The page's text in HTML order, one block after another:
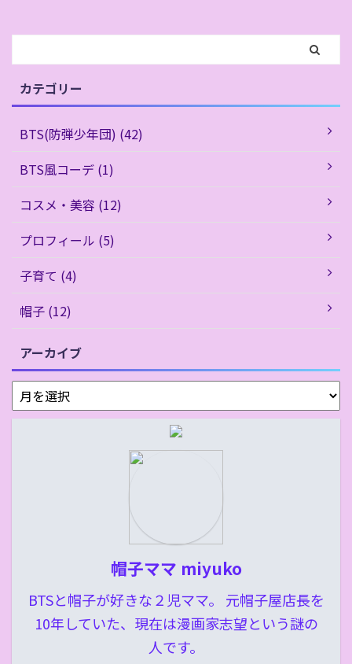
カテゴリー
BTS(防弾少年団) (42)
BTS風コーデ (1)
コスメ・美容 (12)
プロフィール (5)
子育て (4)
帽子 (12)
アーカイブ
帽子ママ miyuko
BTSと帽子が好きな２児ママ。 元帽子屋店長を
10年していた、現在は漫画家志望という謎の
人です。